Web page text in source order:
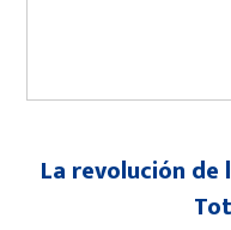
La revolución de